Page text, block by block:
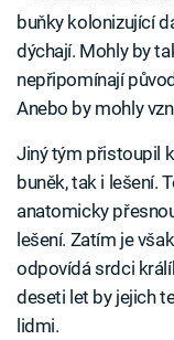
buňky kolonizující
dýchají. Mohly by
nepřipomínají
Anebo by mohly
Jiný tým přistoupil
buněk, tak i lešení.
anatomicky
lešení. Zatím je
odpovídá srdci
deseti let by jejich
lidmi.